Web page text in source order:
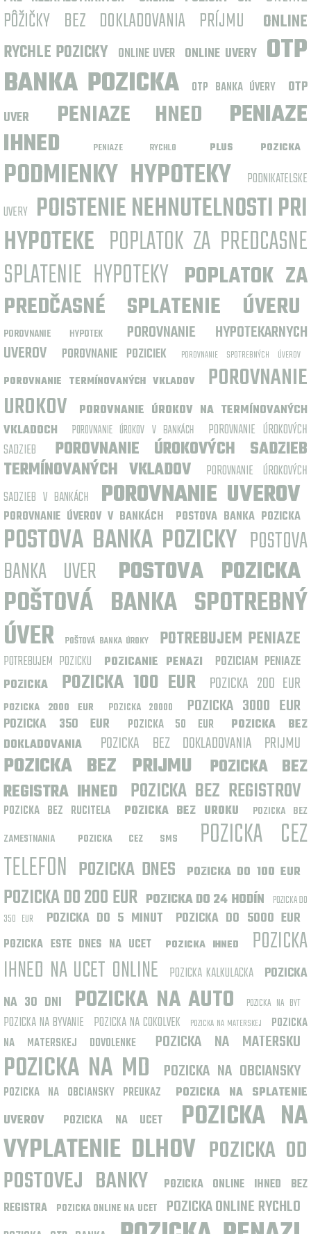
PÔŽIČKY BEZ DOKLADOVANIA PRÍJMU
ONLINE
RYCHLE POZICKY ONLINE UVER ONLINE UVERY OTP
BANKA POZICKA
OTP BANKA ÚVERY
OTP
UVER
PENIAZE HNED
PENIAZE
IHNED
PENIAZE RYCHLO PLUS POZICKA
PODMIENKY HYPOTEKY
PODNIKATELSKE
UVERY POISTENIE NEHNUTELNOSTI PRI
HYPOTEKE POPLATOK ZA PREDCASNE
SPLATENIE HYPOTEKY POPLATOK ZA
PREDČASNÉ SPLATENIE ÚVERU
POROVNANIE HYPOTEK
POROVNANIE HYPOTEKARNYCH
UVEROV
POROVNANIE POZICIEK POROVNANIE SPOTREBNÝCH ÚVEROV
POROVNANIE TERMÍNOVANÝCH VKLADOV
POROVNANIE
UROKOV
POROVNANIE ÚROKOV NA TERMÍNOVANÝCH
VKLADOCH
POROVNANIE ÚROKOV V BANKÁCH
POROVNANIE ÚROKOVÝCH
SADZIEB
POROVNANIE ÚROKOVÝCH SADZIEB
TERMÍNOVANÝCH VKLADOV
POROVNANIE ÚROKOVÝCH
SADZIEB V BANKÁCH
POROVNANIE UVEROV
POROVNANIE ÚVEROV V BANKÁCH POSTOVA BANKA POZICKA
POSTOVA BANKA POZICKY POSTOVA
BANKA UVER
POSTOVA POZICKA
POŠTOVÁ BANKA SPOTREBNÝ
ÚVER
POŠTOVÁ BANKA ÚROKY POTREBUJEM PENIAZE
POTREBUJEM POZICKU POZICANIE PENAZI POZICIAM PENIAZE
POZICKA POZICKA 100 EUR POZICKA 200 EUR
POZICKA 2000 EUR POZICKA 20000 POZICKA 3000 EUR
POZICKA 350 EUR POZICKA 50 EUR
POZICKA BEZ
DOKLADOVANIA
POZICKA BEZ DOKLADOVANIA PRIJMU
POZICKA BEZ PRIJMU
POZICKA BEZ
REGISTRA IHNED POZICKA BEZ REGISTROV
POZICKA BEZ RUCITELA POZICKA BEZ UROKU
POZICKA BEZ
ZAMESTNANIA
POZICKA CEZ SMS
POZICKA CEZ
TELEFON POZICKA DNES POZICKA DO 100 EUR
POZICKA DO 200 EUR POZICKA DO 24 HODÍN
POZICKA DO
350 EUR
POZICKA DO 5 MINUT POZICKA DO 5000 EUR
POZICKA ESTE DNES NA UCET POZICKA IHNED
POZICKA
IHNED NA UCET ONLINE
POZICKA KALKULACKA POZICKA
NA 30 DNI
POZICKA NA AUTO POZICKA NA BYT
POZICKA NA BYVANIE POZICKA NA COKOLVEK POZICKA NA MATERSKEJ
POZICKA
NA MATERSKEJ DOVOLENKE
POZICKA NA MATERSKU
POZICKA NA MD POZICKA NA OBCIANSKY
POZICKA NA OBCIANSKY PREUKAZ
POZICKA NA SPLATENIE
UVEROV
POZICKA NA UCET
POZICKA NA
VYPLATENIE DLHOV POZICKA OD
POSTOVEJ BANKY
POZICKA ONLINE IHNED BEZ
REGISTRA
POZICKA ONLINE NA UCET POZICKA ONLINE RYCHLO